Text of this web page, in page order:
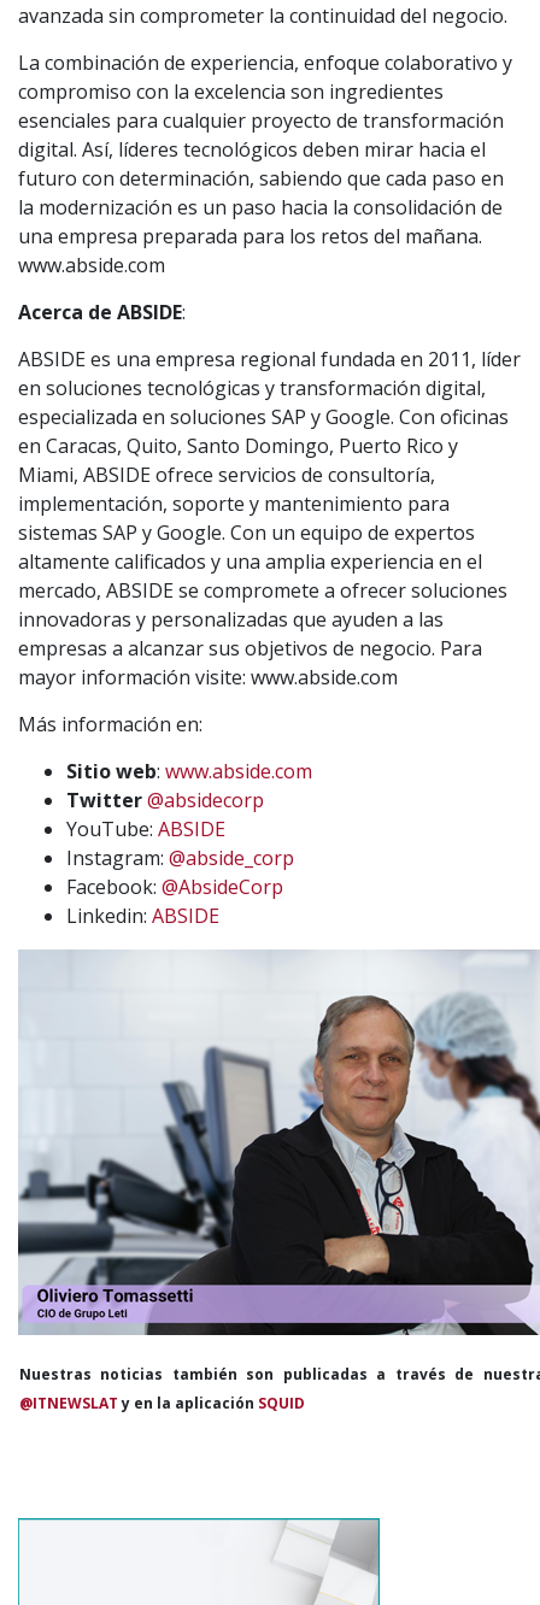
avanzada sin comprometer la continuidad del negocio.
La combinación de experiencia, enfoque colaborativo y
compromiso con la excelencia son ingredientes
esenciales para cualquier proyecto de transformación
digital. Así, líderes tecnológicos deben mirar hacia el
futuro con determinación, sabiendo que cada paso en
la modernización es un paso hacia la consolidación de
una empresa preparada para los retos del mañana.
www.abside.com
Acerca de ABSIDE:
ABSIDE es una empresa regional fundada en 2011, líder
en soluciones tecnológicas y transformación digital,
especializada en soluciones SAP y Google. Con oficinas
en Caracas, Quito, Santo Domingo, Puerto Rico y
Miami, ABSIDE ofrece servicios de consultoría,
implementación, soporte y mantenimiento para
sistemas SAP y Google. Con un equipo de expertos
altamente calificados y una amplia experiencia en el
mercado, ABSIDE se compromete a ofrecer soluciones
innovadoras y personalizadas que ayuden a las
empresas a alcanzar sus objetivos de negocio. Para
mayor información visite: www.abside.com
Más información en:
Sitio web: www.abside.com
Twitter@absidecorp
YouTube: ABSIDE
Instagram: @abside_corp
Facebook: @AbsideCorp
Linkedin: ABSIDE
Nuestras noticias también son publicadas a través de
@ITNEWSLATy en la aplicación SQUID